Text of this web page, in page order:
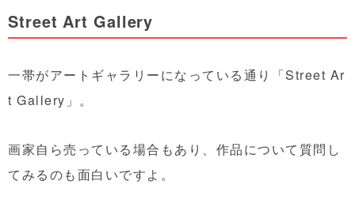
Street Art Gallery
一帯がアートギャラリーになっている通り「Street Ar
t Gallery」。
画家自ら売っている場合もあり、作品について質問し
てみるのも面白いですよ。